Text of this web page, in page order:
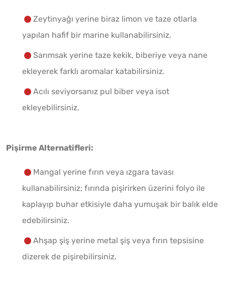
Zeytinyağı yerine biraz limon ve taze otlarla
yapılan hafif bir marine kullanabilirsiniz.
Sarımsak yerine taze kekik, biberiye veya nane
ekleyerek farklı aromalar katabilirsiniz.
Acılı seviyorsanız pul biber veya isot
ekleyebilirsiniz.
Pişirme Alternatifleri:
Mangal yerine fırın veya ızgara tavası
kullanabilirsiniz; fırında pişirirken üzerini folyo ile
kaplayıp buhar etkisiyle daha yumuşak bir balık elde
edebilirsiniz.
Ahşap şiş yerine metal şiş veya fırın tepsisine
dizerek de pişirebilirsiniz.